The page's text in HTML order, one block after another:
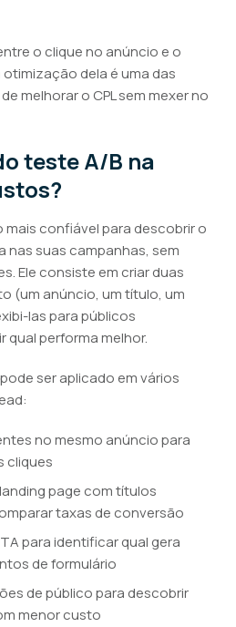
o clique no anúncio e o
dela é uma das
melhorar o CPL sem mexer no
teste A/B na
mais confiável para descobrir o
nas suas campanhas, sem
Ele consiste em criar duas
(um anúncio, um título, um
las para públicos
qual performa melhor.
ser aplicado em vários
no mesmo anúncio para
cliques
page com títulos
taxas de conversão
para identificar qual gera
de formulário
de público para descobrir
menor custo